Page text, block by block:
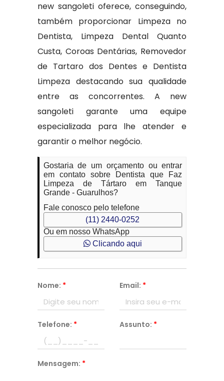
new sangoleti oferece, conseguindo,
também proporcionar Limpeza no
Dentista, Limpeza Dental Quanto
Custa, Coroas Dentárias, Removedor
de Tartaro dos Dentes e Dentista
Limpeza destacando sua qualidade
entre as concorrentes. A new
sangoleti garante uma equipe
especializada para lhe atender e
garantir o melhor negócio.
Gostaria de um orçamento ou entrar
em contato sobre Dentista que Faz
Limpeza de Tártaro em Tanque
Grande - Guarulhos?
Fale conosco pelo telefone
(11) 2440-0252
Ou em nosso WhatsApp
Clicando aqui
Nome: * Email: *
Telefone: * Assunto: *
Mensagem: *